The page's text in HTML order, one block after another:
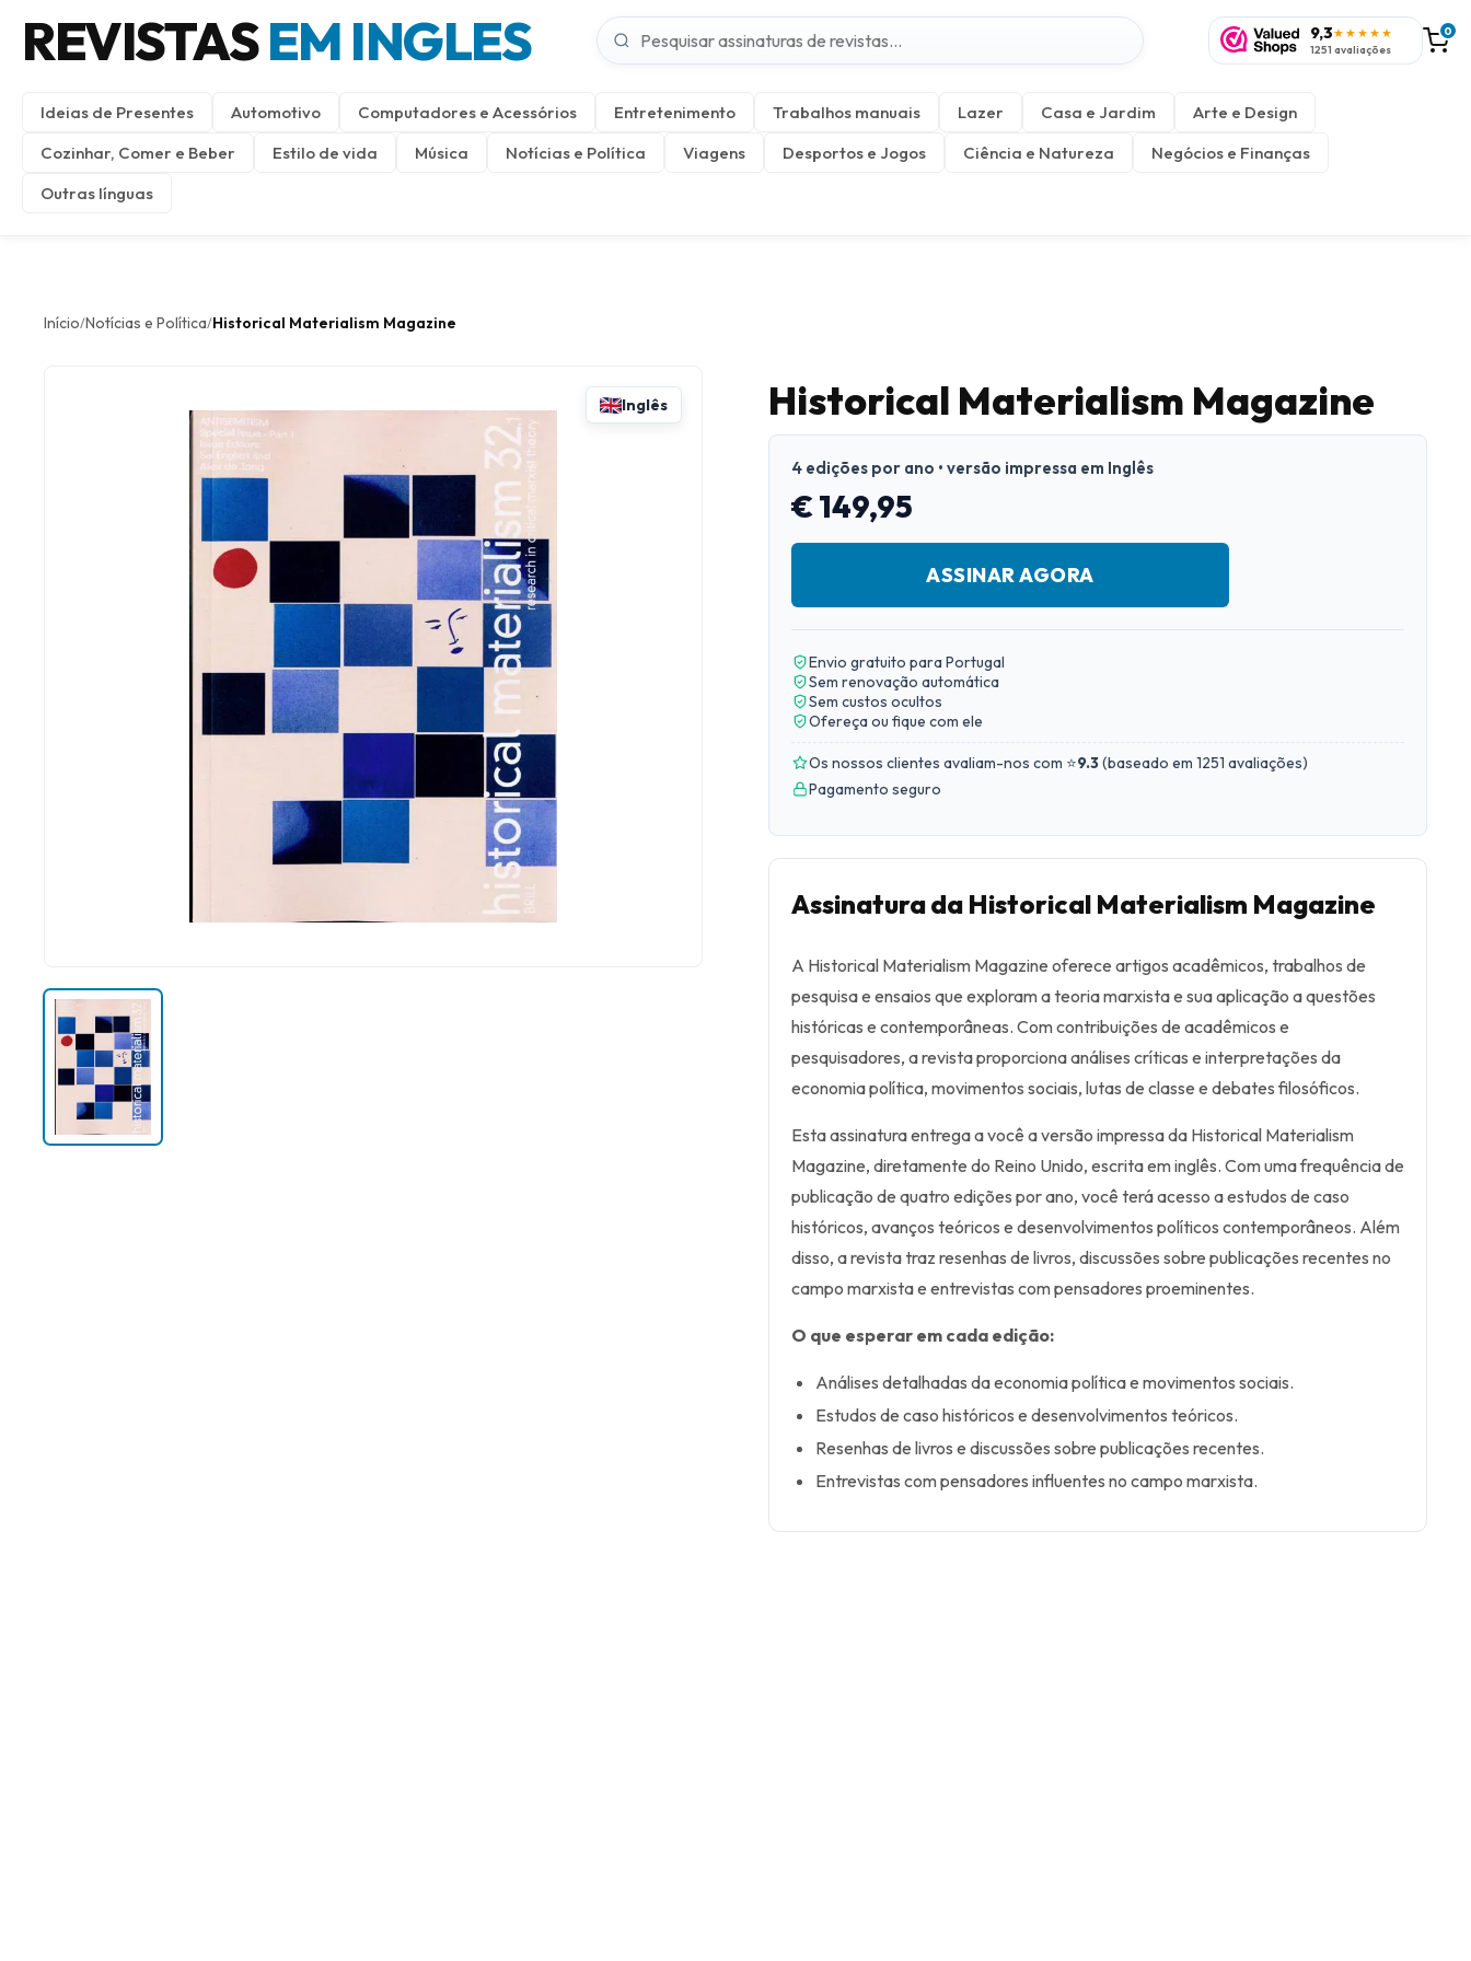
REVISTASEM INGLES 9,3★★★★★
1251 avaliações
0
Ideias de Presentes Automotivo Computadores e Acessórios Entretenimento Trabalhos manuais Lazer Casa e Jardim
Arte e Design
Cozinhar, Comer e Beber
Estilo de vida Música Notícias e Política Viagens Desportos e Jogos Ciência e Natureza
Negócios e Finanças
Outras línguas
Início/Notícias e Política/Historical Materialism Magazine
Inglês Historical Materialism Magazine
4 edições por ano • versão impressa em Inglês
€ 149,95
ASSINAR AGORA
Envio gratuito para Portugal
Sem renovação automática
Sem custos ocultos
Ofereça ou fique com ele
Os nossos clientes avaliam-nos com ⭐9.3(baseado em 1251 avaliações)
Pagamento seguro
Assinatura da Historical Materialism Magazine
A Historical Materialism Magazine oferece artigos acadêmicos, trabalhos de
pesquisa e ensaios que exploram a teoria marxista e sua aplicação a questões
históricas e contemporâneas. Com contribuições de acadêmicos e
pesquisadores, a revista proporciona análises críticas e interpretações da
economia política, movimentos sociais, lutas de classe e debates filosóficos.
Esta assinatura entrega a você a versão impressa da Historical Materialism
Magazine, diretamente do Reino Unido, escrita em inglês. Com uma frequência de
publicação de quatro edições por ano, você terá acesso a estudos de caso
históricos, avanços teóricos e desenvolvimentos políticos contemporâneos. Além
disso, a revista traz resenhas de livros, discussões sobre publicações recentes no
campo marxista e entrevistas com pensadores proeminentes.
O que esperar em cada edição:
Análises detalhadas da economia política e movimentos sociais.
Estudos de caso históricos e desenvolvimentos teóricos.
Resenhas de livros e discussões sobre publicações recentes.
Entrevistas com pensadores influentes no campo marxista.